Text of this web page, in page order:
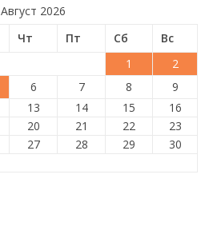
Август 2026
Чт Пт Сб
Вс
1
2
6 7 8
9
13 14 15
16
20 21 22
23
27 28 29
30